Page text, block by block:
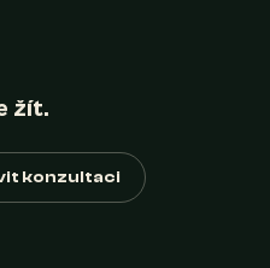
žít.
konzultaci